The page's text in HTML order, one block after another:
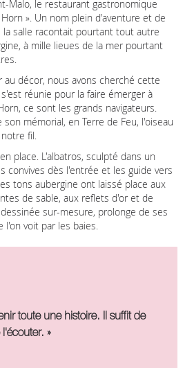
Malo, le restaurant gastronomique
». Un nom plein d'aventure et de
la salle racontait pourtant tout autre
à mille lieues de la mer pourtant
au décor, nous avons cherché cette
réunie pour la faire émerger à
ce sont les grands navigateurs.
mémorial, en Terre de Feu, l'oiseau
fil.
place. L'albatros, sculpté dans un
convives dès l'entrée et les guide vers
tons aubergine ont laissé place aux
de sable, aux reflets d'or et de
sur-mesure, prolonge de ses
l'on voit par les baies.
toute une histoire. Il suffit de
»